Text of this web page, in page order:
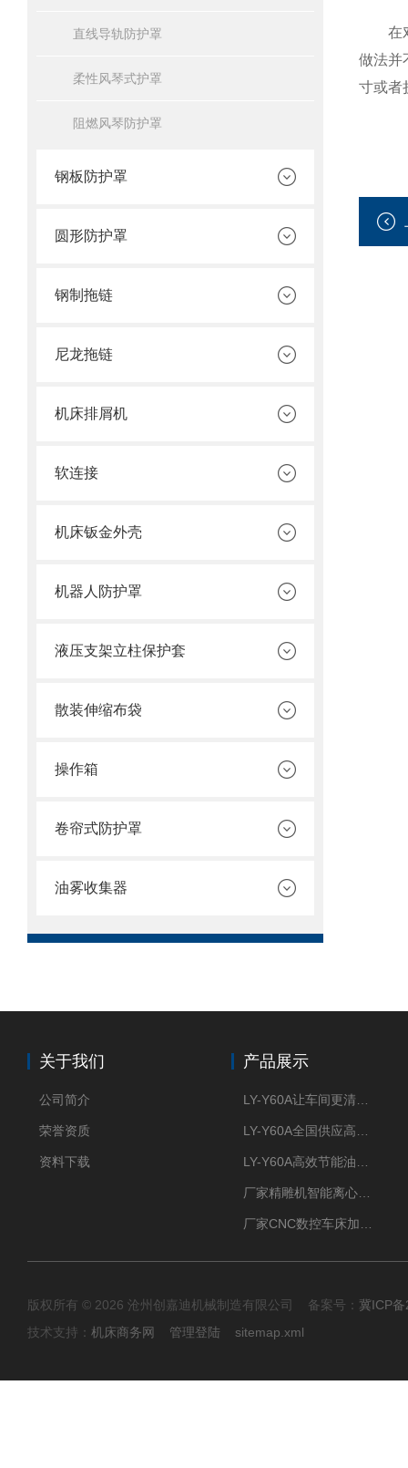
直线导轨防护罩
柔性风琴式护罩
阻燃风琴防护罩
钢板防护罩
圆形防护罩
钢制拖链
尼龙拖链
机床排屑机
软连接
机床钣金外壳
机器人防护罩
液压支架立柱保护套
散装伸缩布袋
操作箱
卷帘式防护罩
油雾收集器
在
做法并
寸或者
关于我们
公司简介
荣誉资质
资料下载
产品展示
版权所有 © 2026 沧州创嘉迪机械制造有限公司 备案号： 冀ICP
技术支持： 机床商务网 管理登陆 sitemap.xml